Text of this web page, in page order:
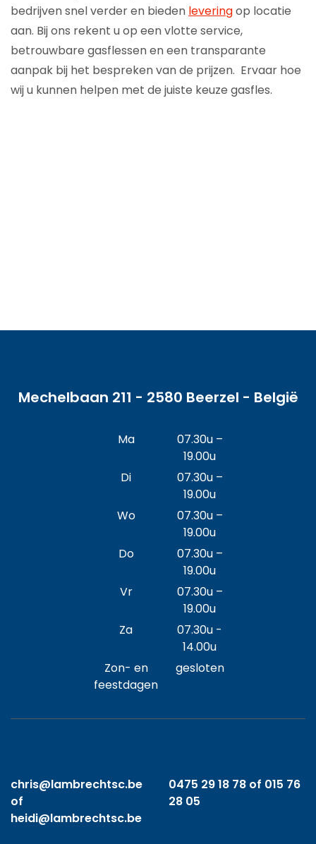
bedrijven snel verder en bieden leveringop locatie
aan. Bij ons rekent u op een vlotte service,
betrouwbare gasflessen en een transparante
aanpak bij het bespreken van de prijzen. Ervaar hoe
wij u kunnen helpen met de juiste keuze gasfles.
Mechelbaan 211 - 2580 Beerzel - België
Ma
07.30u –
19.00u
Di
07.30u –
19.00u
Wo
07.30u –
19.00u
Do
07.30u –
19.00u
Vr
07.30u –
19.00u
Za
07.30u -
14.00u
Zon- en
feestdagen
gesloten
chris@lambrechtsc.be
of
heidi@lambrechtsc.be
0475 29 18 78 of 015 76
28 05